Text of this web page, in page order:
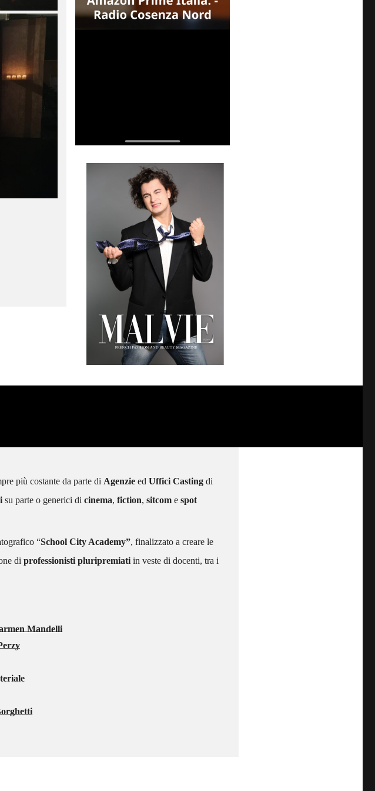
più costante da parte di Agenzie ed Uffici Casting di
su parte o generici di cinema, fiction, sitcom e spot
“School City Academy”, finalizzato a creare le
di professionisti pluripremiati in veste di docenti, tra i
Mandelli